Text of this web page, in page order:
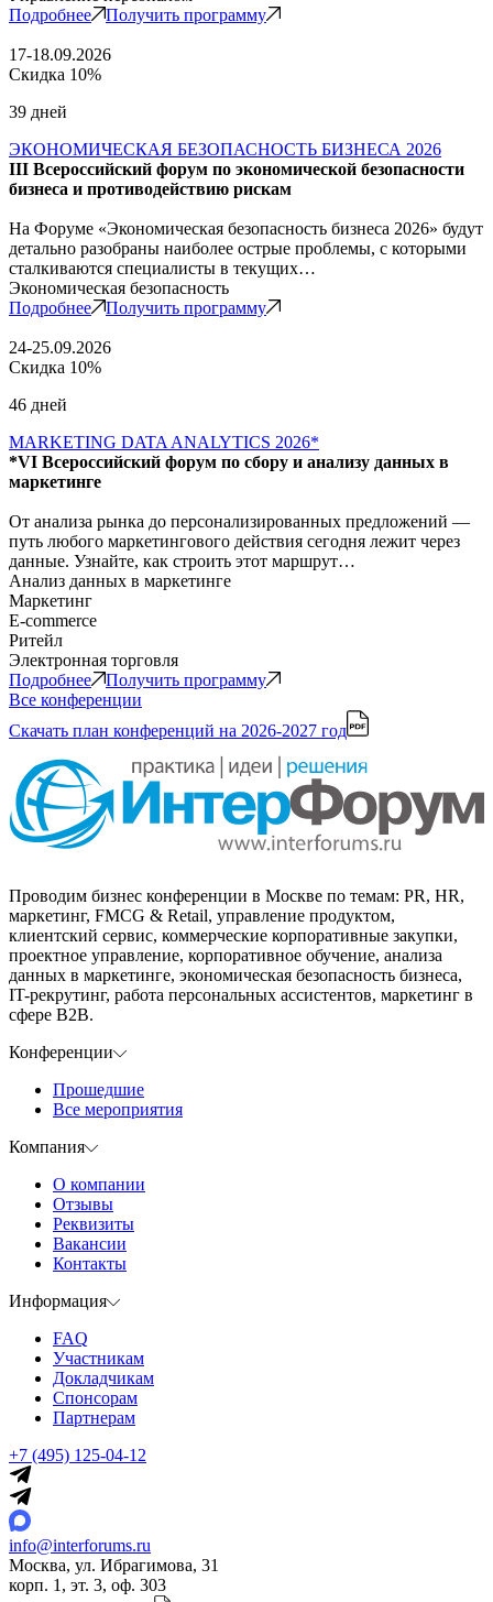
Подробнее
Получить программу
17-18.09.2026
Скидка 10%
39 дней
ЭКОНОМИЧЕСКАЯ БЕЗОПАСНОСТЬ БИЗНЕСА 2026
III Всероссийский форум по экономической безопасности
бизнеса и противодействию рискам
На Форуме «Экономическая безопасность бизнеса 2026» будут
детально разобраны наиболее острые проблемы, с которыми
сталкиваются специалисты в текущих…
Экономическая безопасность
Подробнее
Получить программу
24-25.09.2026
Скидка 10%
46 дней
MARKETING DATA ANALYTICS 2026*
*VI Всероссийский форум по сбору и анализу данных в
маркетинге
От анализа рынка до персонализированных предложений —
путь любого маркетингового действия сегодня лежит через
данные. Узнайте, как строить этот маршрут…
Анализ данных в маркетинге
Маркетинг
E-commerce
Ритейл
Электронная торговля
Подробнее
Получить программу
Все конференции
Скачать план конференций на 2026-2027 год
Проводим бизнес конференции в Москве по темам: PR, HR,
маркетинг, FMCG & Retail, управление продуктом,
клиентский сервис, коммерческие корпоративные закупки,
проектное управление, корпоративное обучение, анализа
данных в маркетинге, экономическая безопасность бизнеса,
IT-рекрутинг, работа персональных ассистентов, маркетинг в
сфере B2B.
Конференции
Прошедшие
Все мероприятия
Компания
О компании
Отзывы
Реквизиты
Вакансии
Контакты
Информация
FAQ
Участникам
Докладчикам
Спонсорам
Партнерам
+7 (495) 125-04-12
info@interforums.ru
Москва, ул. Ибрагимова, 31
корп. 1, эт. 3, оф. 303